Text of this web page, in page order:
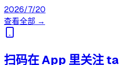
2026/7/20
查看全部 →
扫码在 App 里关注 ta